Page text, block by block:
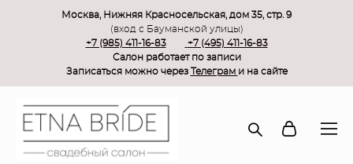
Москва, Нижняя Красносельская, дом 35, стр. 9
(вход с Бауманской улицы)
+7 (985) 411-16-83
+7 (495) 411-16-83
Салон работает по записи
Записаться можно через Телеграм и на сайте